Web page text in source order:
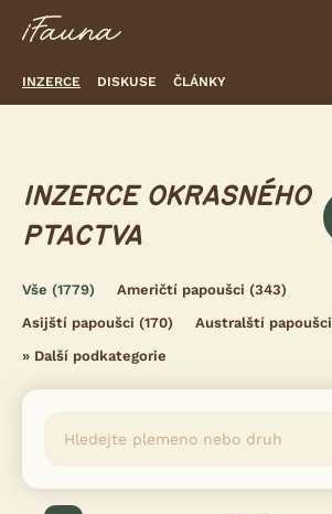
INZERCE DISKUSE ČLÁNKY
INZERCE OKRASNÉHO
PTACTVA
Vše (1779) Američtí papoušci (343)
Asijští papoušci (170) Australští papoušci
» Další podkategorie